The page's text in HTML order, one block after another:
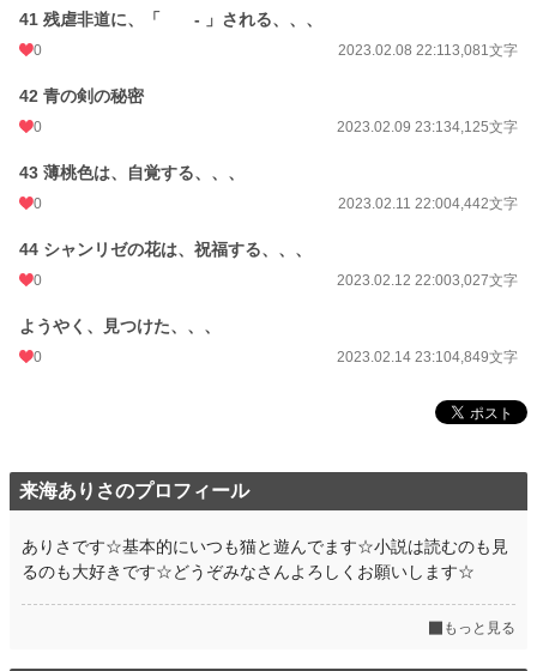
41 残虐非道に、「 - 」される、、、
0 2023.02.08 22:113,081文字
42 青の剣の秘密
0 2023.02.09 23:134,125文字
43 薄桃色は、自覚する、、、
0 2023.02.11 22:004,442文字
44 シャンリゼの花は、祝福する、、、
0 2023.02.12 22:003,027文字
ようやく、見つけた、、、
0 2023.02.14 23:104,849文字
来海ありさのプロフィール
ありさです☆基本的にいつも猫と遊んでます☆小説は読むのも見
るのも大好きです☆どうぞみなさんよろしくお願いします☆
もっと見る